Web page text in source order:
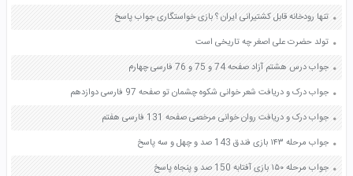
تنها رودخانه قابل کشتیرانی ایران ؟ بازی خواستگاری جواب پاسخ
تولد حضرت علی اصغر چه تاریخی است
جواب درس هشتم آزاد صفحه 74 و 75 و 76 فارسی چهارم
جواب درک و دریافت شعر خوانی شکوه چشمان تو صفحه 97 فارسی دوازدهم
جواب درک و دریافت روان خوانی مرخصی صفحه 131 فارسی هفتم
جواب مرحله ۱۴۳ بازی فندق 143 صد و چهل و سه پاسخ
جواب مرحله ۱۵۰ بازی آفتابه 150 صد و پنجاه پاسخ